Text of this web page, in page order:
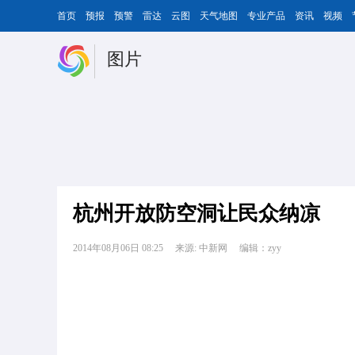
首页 预报 预警 雷达 云图 天气地图 专业产品 资讯 视频
图片
杭州开放防空洞让民众纳凉
2014年08月06日 08:25 来源: 中新网 编辑：zyy